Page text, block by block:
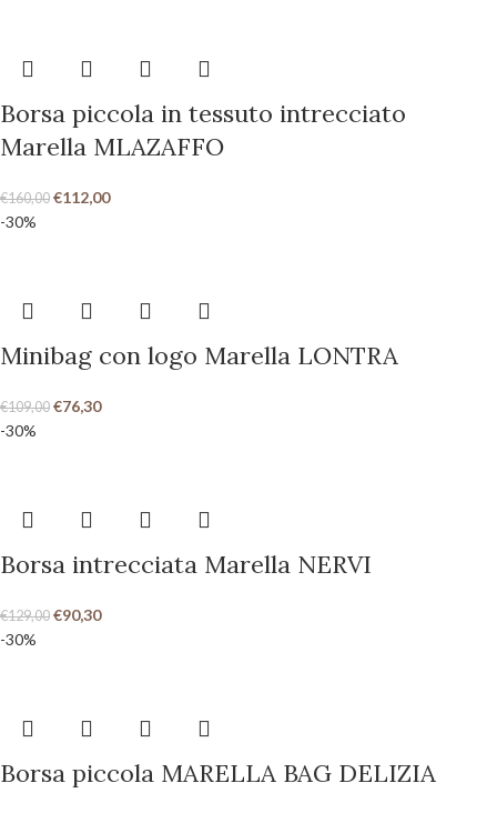
Borsa piccola in tessuto intrecciato
Marella MLAZAFFO
€160,00 €112,00
-30%
Minibag con logo Marella LONTRA
€109,00 €76,30
-30%
Borsa intrecciata Marella NERVI
€129,00 €90,30
-30%
Borsa piccola MARELLA BAG DELIZIA